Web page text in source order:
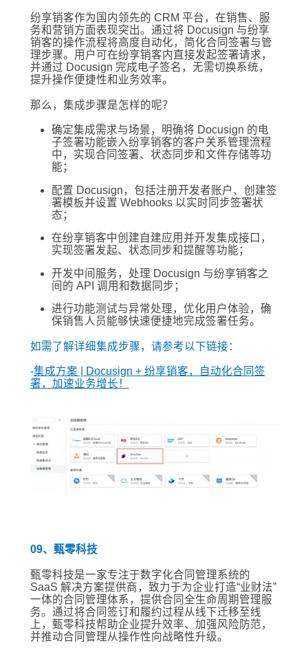
纷享销客作为国内领先的 CRM 平台，在销售、服
务和营销方面表现突出。通过将 Docusign 与纷享
销客的操作流程将高度自动化，简化合同签署与管
理步骤。用户可在纷享销客内直接发起签署请求，
并通过 Docusign 完成电子签名，无需切换系统，
提升操作便捷性和业务效率。
那么，集成步骤是怎样的呢？
确定集成需求与场景，明确将 Docusign 的电
子签署功能嵌入纷享销客的客户关系管理流程
中，实现合同签署、状态同步和文件存储等功
能；
配置 Docusign，包括注册开发者账户、创建签
署模板并设置 Webhooks 以实时同步签署状
态；
在纷享销客中创建自建应用并开发集成接口，
实现签署发起、状态同步和提醒等功能；
开发中间服务，处理 Docusign 与纷享销客之
间的 API 调用和数据同步；
进行功能测试与异常处理，优化用户体验，确
保销售人员能够快速便捷地完成签署任务。
如需了解详细集成步骤，请参考以下链接：
-集成方案 | Docusign + 纷享销客，自动化合同签
署，加速业务增长！
09、甄零科技
甄零科技是一家专注于数字化合同管理系统的
SaaS 解决方案提供商，致力于为企业打造“业财法”
一体的合同管理体系，提供合同全生命周期管理服
务。通过将合同签订和履约过程从线下迁移至线
上，甄零科技帮助企业提升效率、加强风险防范，
并推动合同管理从操作性向战略性升级。